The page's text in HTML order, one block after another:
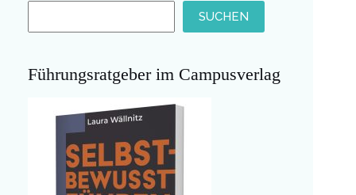
SUCHEN
Führungsratgeber im Campusverlag